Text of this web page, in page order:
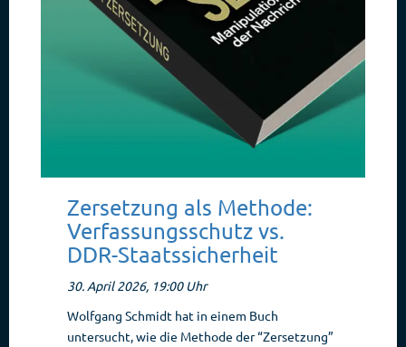
Zersetzung als Methode:
Verfassungsschutz vs.
DDR-Staatssicherheit
30. April 2026, 19:00 Uhr
Wolfgang Schmidt hat in einem Buch
untersucht, wie die Methode der “Zersetzung”